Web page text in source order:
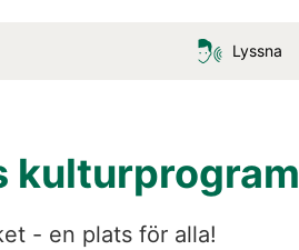
Lyssna
kulturprogram
- en plats för alla!